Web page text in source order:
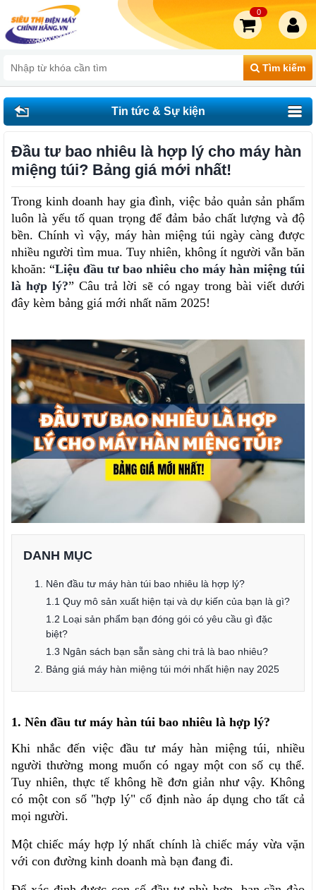
Tìm kiếm
0
Tin tức & Sự kiện
Đầu tư bao nhiêu là hợp lý cho máy hàn
miệng túi? Bảng giá mới nhất!
Trong kinh doanh hay gia đình, việc bảo quản sản phẩm
luôn là yếu tố quan trọng để đảm bảo chất lượng và độ
bền. Chính vì vậy, máy hàn miệng túi ngày càng được
nhiều người tìm mua. Tuy nhiên, không ít người vẫn băn
khoăn: “Liệu đầu tư bao nhiêu cho máy hàn miệng túi
là hợp lý?” Câu trả lời sẽ có ngay trong bài viết dưới
đây kèm bảng giá mới nhất năm 2025!
DANH MỤC
1. Nên đầu tư máy hàn túi bao nhiêu là hợp lý?
1.1 Quy mô sản xuất hiện tại và dự kiến của bạn là gì?
1.2 Loại sản phẩm bạn đóng gói có yêu cầu gì đặc
biệt?
1.3 Ngân sách bạn sẵn sàng chi trả là bao nhiêu?
2. Bảng giá máy hàn miệng túi mới nhất hiện nay 2025
1. Nên đầu tư máy hàn túi bao nhiêu là hợp lý?
Khi nhắc đến việc đầu tư máy hàn miệng túi, nhiều
người thường mong muốn có ngay một con số cụ thể.
Tuy nhiên, thực tế không hề đơn giản như vậy. Không
có một con số "hợp lý" cố định nào áp dụng cho tất cả
mọi người.
Một chiếc máy hợp lý nhất chính là chiếc máy vừa vặn
với con đường kinh doanh mà bạn đang đi.